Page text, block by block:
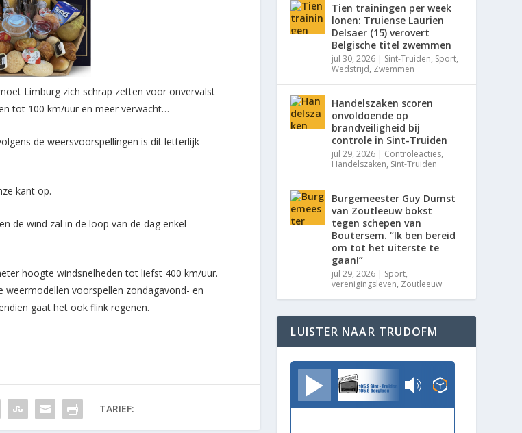
Limburg zich schrap zetten voor onvervalst
tot 100 km/uur en meer verwacht…
de weersvoorspellingen is dit letterlijk
kant op.
de wind zal in de loop van de dag enkel
hoogte windsnelheden tot liefst 400 km/uur.
weermodellen voorspellen zondagavond- en
gaat het ook flink regenen.
TARIEF:
Tien trainingen per week
lonen: Truiense Laurien
Delsaer (15) verovert
Belgische titel zwemmen
jul 30, 2026 | Sint-Truiden, Sport,
Wedstrijd, Zwemmen
Handelszaken scoren
onvoldoende op
brandveiligheid bij
controle in Sint-Truiden
jul 29, 2026 | Controleacties,
Handelszaken, Sint-Truiden
Burgemeester Guy Dumst
van Zoutleeuw bokst
tegen schepen van
Boutersem. “Ik ben bereid
om tot het uiterste te
gaan!”
jul 29, 2026 | Sport,
verenigingsleven, Zoutleeuw
LUISTER NAAR TRUDOFM
TrudoFM